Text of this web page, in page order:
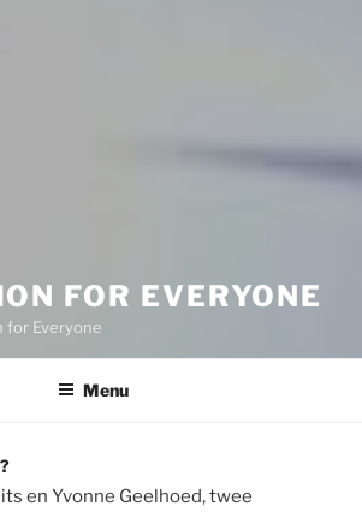
FOR EVERYONE
for Everyone
Menu
en Yvonne Geelhoed, twee